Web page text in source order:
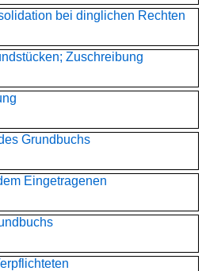
bei dinglichen Rechten
Zuschreibung
Grundbuchs
Eingetragenen